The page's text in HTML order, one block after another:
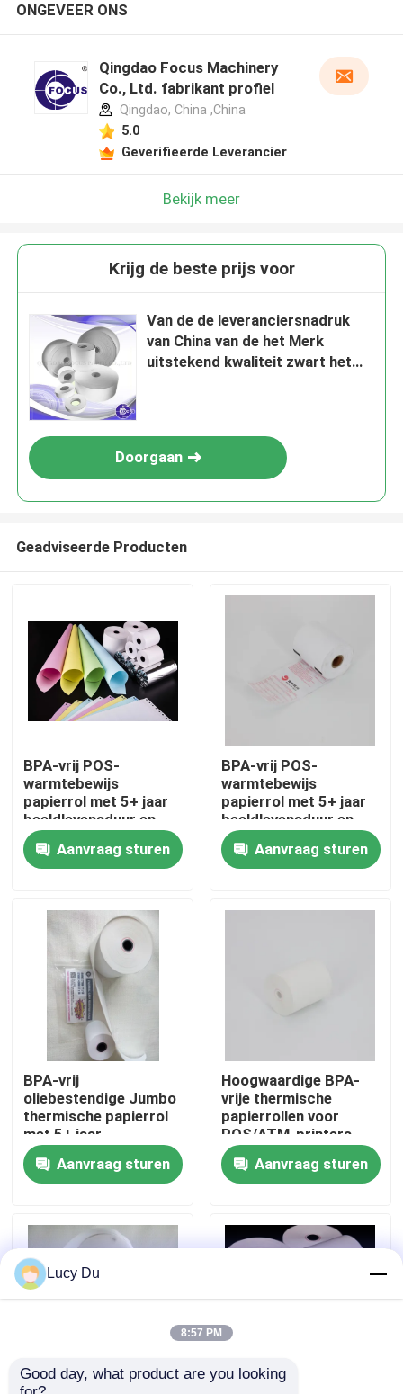
Thuis
Producten
Over ons
Fabriekstocht
Kwaliteitscontrole
Neem contact met ons op
Jumbo Thermisch Document Broodje
POS Thermisch Document Broodje
Thermisch Etiketdocument Broodje
ONGEVEER ONS
Qingdao Focus Machinery
Co., Ltd. fabrikant profiel
Qingdao, China ,China
5.0
Geverifieerde Leverancier
Bekijk meer
Krijg de beste prijs voor
Van de de leveranciersnadruk
van China van de het Merk
uitstekend kwaliteit zwart het
Doorgaan
Geadviseerde Producten
BPA-vrij POS-
warmtebewijs
papierrol met 5+ jaar
beeldlevensduur en
oliebestendige
eigenschappen
Aanvraag sturen
BPA-vrij POS-
warmtebewijs
papierrol met 5+ jaar
beeldlevensduur en
oliebestendige
eigenschappen
Aanvraag sturen
BPA-vrij
oliebestendige Jumbo
thermische papierrol
met 5+ jaar
beeldlevensduur voor
POS-bewijzen
Aanvraag sturen
Hoogwaardige BPA-
vrije thermische
papierrollen voor
POS/ATM-printers
Aanvraag sturen
Lucy Du
8:57 PM
Good day, what product are you looking